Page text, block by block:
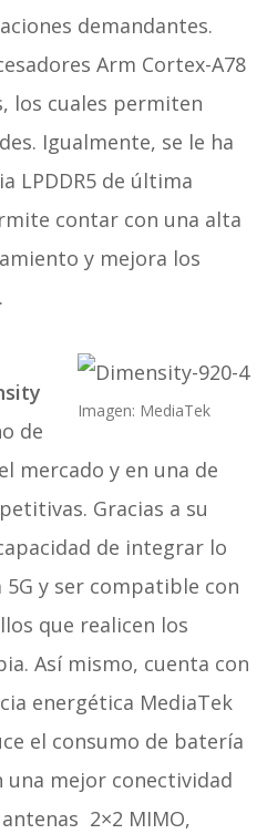
demandantes.
Arm Cortex-A78
los cuales permiten
Igualmente, se le ha
LPDDR5 de última
contar con una alta
y mejora los
Imagen: MediaTek
de
mercado y en una de
Gracias a su
de integrar lo
y ser compatible con
que realicen los
Así mismo, cuenta con
energética MediaTek
el consumo de batería
una mejor conectividad
2×2 MIMO,